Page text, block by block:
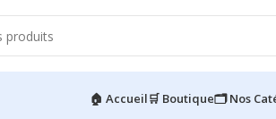
🏠 Accueil🛒 Boutique🗂️ Nos